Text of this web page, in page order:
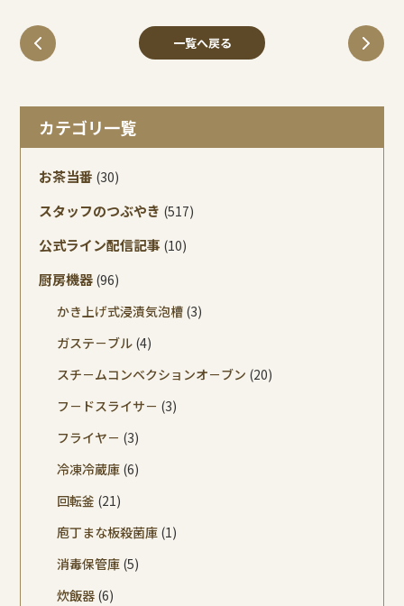
一覧へ戻る
カテゴリ一覧
お茶当番 (30)
スタッフのつぶやき (517)
公式ライン配信記事 (10)
厨房機器 (96)
かき上げ式浸漬気泡槽 (3)
ガステ－ブル (4)
スチ－ムコンベクションオ－ブン (20)
フ－ドスライサ－ (3)
フライヤ－ (3)
冷凍冷蔵庫 (6)
回転釜 (21)
庖丁まな板殺菌庫 (1)
消毒保管庫 (5)
炊飯器 (6)